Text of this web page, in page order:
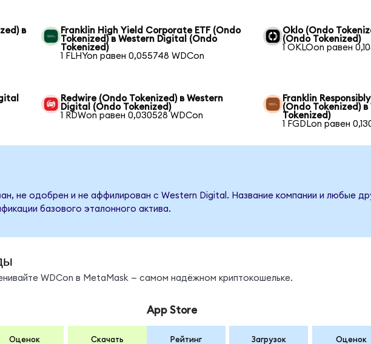
в
Franklin High Yield Corporate ETF (Ondo
Tokenized) в Western Digital (Ondo
Tokenized)
1 FLHYon равен 0,055748 WDCon
Oklo (Ondo
(Ondo Tokenized)
1 OKLOon равен
Redwire (Ondo Tokenized) в Western
Digital (Ondo Tokenized)
1 RDWon равен 0,030528 WDCon
Franklin
(Ondo Tokenized)
Tokenized)
1 FGDLon равен
не одобрен и не аффилирован с Western Digital. Название компании и любые
базового эталонного актива.
WDCon в MetaMask — самом надёжном криптокошельке.
Оценок Скачать
App Store
Рейтинг Загрузок Оценок